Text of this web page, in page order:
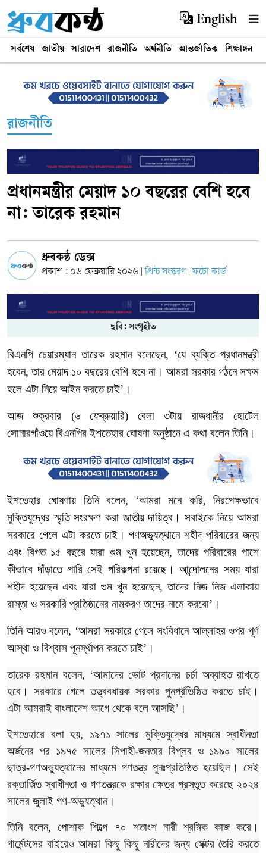
English
সর্বশেষ জাতীয় সারাদেশ রাজনীতি অর্থনীতি আন্তর্জাতিক শিক্ষাঙ্গন
রাজনীতি
প্রধানমন্ত্রীর মেয়াদ ১০ বছরের বেশি হবে
না: তারেক রহমান
ধ্রুবকন্ঠ ডেক্স
প্রকাশ : ০৬ ফেব্রুয়ারি ২০২৬ প্রিন্ট সংস্করণ ফটো কার্ড
ছবি: সংগৃহীত
বিএনপি চেয়ারম্যান তারেক রহমান বলেছেন, ‘যে ব্যক্তি প্রধানমন্ত্রী
হবেন,তার মেয়াদ ১০ বছরের বেশি হবে না। আমরা সরকার গঠনে সক্ষম
হলে এটা নিয়ে আইন করতে চাই’।
আজশুক্রবার (৬ ফেব্রুয়ারি)বেলা ৩টায় রাজধানীর
হোটেল
সোনারগাঁওয়ে বিএনপির ইশতেহার ঘোষণা অনুষ্ঠানে এ কথা বলেন তিনি।
ইশতেহার ঘোষণায় তিনি বলেন, ‘আমরা মনে করি,নিরপেক্ষভাবে
মুক্তিযুদ্ধের স্মৃতি সংরক্ষণ করা জাতীয় দায়িত্ব। সবাইকে নিয়ে আমরা
সরকারে গেলে এটা করতে চাই। গণঅভ্যুত্থানে শহীদ পরিবারের জন্য
এবং বিগত ১৫ বছরে যারা গুম খুন হয়েছেন,তাদের পরিবারের পাশে
কীভাবে দাঁড়াতে পারি সেই পরিকল্পনা রয়েছে। আন্দোলনের সময় যারা
শহীদ হয়েছেন এবং যারা গুম খুন হয়েছেন,তাদের নিজ নিজ এলাকায়
রাস্তা ও সরকারি প্রতিষ্ঠানের নামকরণ তাদের নামে করবো’।
তিনিআরওবলেন, ‘আমরা সরকারে গেলে সংবিধানে আল্লাহর ওপর পূর্ণ
আস্থা ও বিশ্বাস পূনর্স্থাপন করতে চাই’।
তারেক রহমান বলেন, ‘আমাদের ভোট প্রদানের চর্চা অব্যাহত রাখতে
হবে।
সরকারে গেলে তত্ত্ববধায়ক সরকার পুনর্প্রতিষ্ঠিত করতে চাই।
এটা আমরাই বাংলাদেশ আগে থেকে বলে আসছি’।
ইশতেহারে বলা হয়, ১৯৭১ সালের মুক্তিযুদ্ধের মাধ্যমে স্বাধীনতা
অর্জনের পর ১৯৭৫ সালের সিপাহী-জনতার বিপ্লব ও ১৯৯০ সালের
ছাত্র-গণঅভ্যুত্থানের মাধ্যমে গণতন্ত্র পুনঃপ্রতিষ্ঠিত হয়েছিল। সেই
রক্তার্জিত স্বাধীনতা ও গণতন্ত্রকে রক্ষার ক্ষেত্র প্রস্তুত করেছে ২০২৪
সালের জুলাই গণ-অভ্যুত্থান।
তিনি বলেন,পোশাক শিল্পে ৭০ শতাংশ নারী শ্রমিক কাজ করে।
গার্মেন্টসের বাইরেও আমরা কিছু কিছু নারীদের জন্য সেক্টর তৈরি করতে